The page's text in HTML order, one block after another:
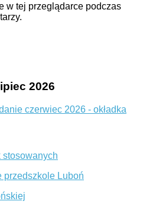
w tej przeglądarce podczas
2026